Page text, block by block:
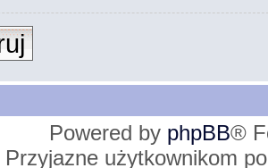
Powered by phpBB®
Przyjazne użytkownikom